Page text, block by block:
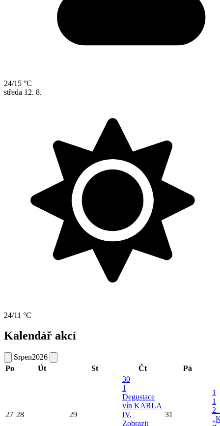
24/15 °C
středa 12. 8.
24/11 °C
Kalendář akcí
Srpen2026
Po
Út St Čt Pá
27 28 29
30
1
Degustace
vín KARLA
IV.
Zobrazit
31
1
1
2.